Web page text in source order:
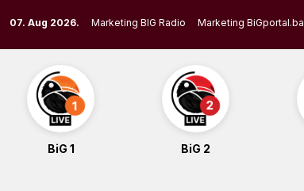
to
content
07. Aug 2026. Marketing BIG Radio Marketing BiGportal.ba
BiG 1 BiG 2